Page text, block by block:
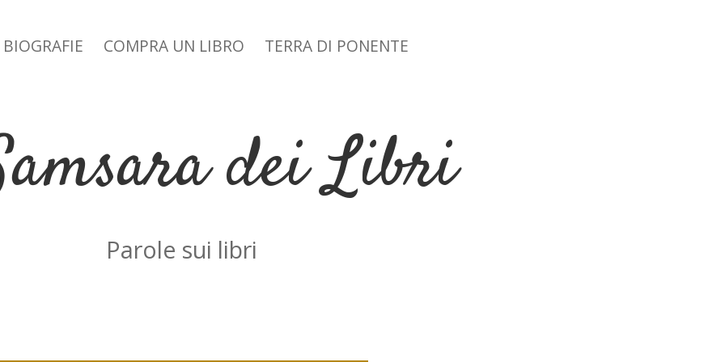
menu
BIOGRAFIE COMPRA UN LIBRO TERRA DI PONENTE
dei Libri
Parole sui libri